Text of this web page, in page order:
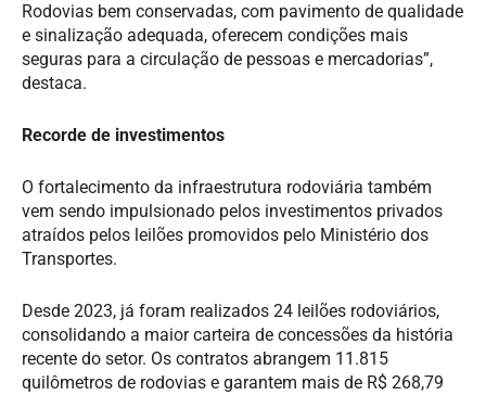
Rodovias bem conservadas, com pavimento de qualidade
e sinalização adequada, oferecem condições mais
seguras para a circulação de pessoas e mercadorias”,
destaca.
Recorde de investimentos
O fortalecimento da infraestrutura rodoviária também
vem sendo impulsionado pelos investimentos privados
atraídos pelos leilões promovidos pelo Ministério dos
Transportes.
Desde 2023, já foram realizados 24 leilões rodoviários,
consolidando a maior carteira de concessões da história
recente do setor. Os contratos abrangem 11.815
quilômetros de rodovias e garantem mais de R$ 268,79